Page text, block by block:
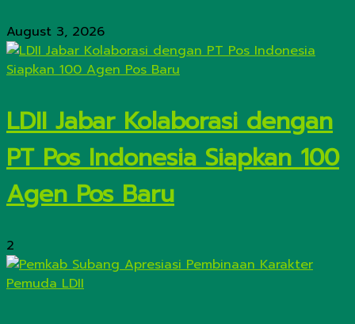
August 3, 2026
LDII Jabar Kolaborasi dengan
PT Pos Indonesia Siapkan 100
Agen Pos Baru
2